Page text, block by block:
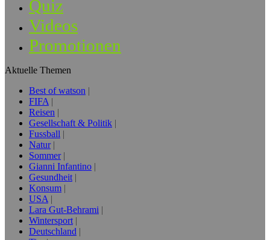
Quiz
Videos
Promotionen
Aktuelle Themen
Best of watson
FIFA
Reisen
Gesellschaft & Politik
Fussball
Natur
Sommer
Gianni Infantino
Gesundheit
Konsum
USA
Lara Gut-Behrami
Wintersport
Deutschland